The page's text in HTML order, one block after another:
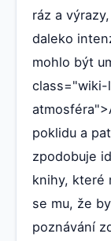
ráz a
daleko
mohlo být
poklidu a
zpodobuje
knihy, které
se mu, že
poznávání